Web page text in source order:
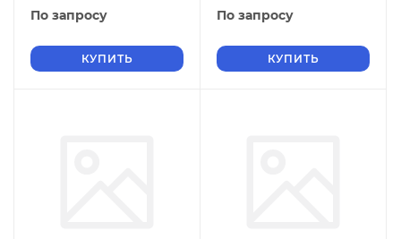
По запросу
КУПИТЬ
По запросу
КУПИТЬ